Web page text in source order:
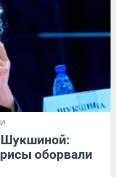
Шукшиной:
оборвали